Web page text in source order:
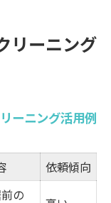
るメリットと
で選ぶポイン
リーニング
ーニング活用例
依頼傾向
の